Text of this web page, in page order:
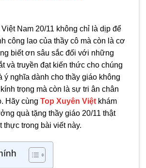
Nam 20/11 không chỉ là dịp để
công lao của thầy cô mà còn là cơ
biết ơn sâu sắc đối với những
và truyền đạt kiến thức cho chúng
ý nghĩa dành cho thầy giáo không
trọng mà còn là sự tri ân chân
Hãy cùng Top Xuyên Việt khám
quà tặng thầy giáo 20/11 thật
thực trong bài viết này.